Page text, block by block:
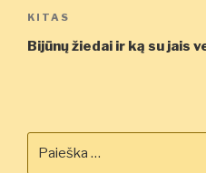
Kitas
įrašas
KITAS
Bijūnų žiedai ir ką su jais